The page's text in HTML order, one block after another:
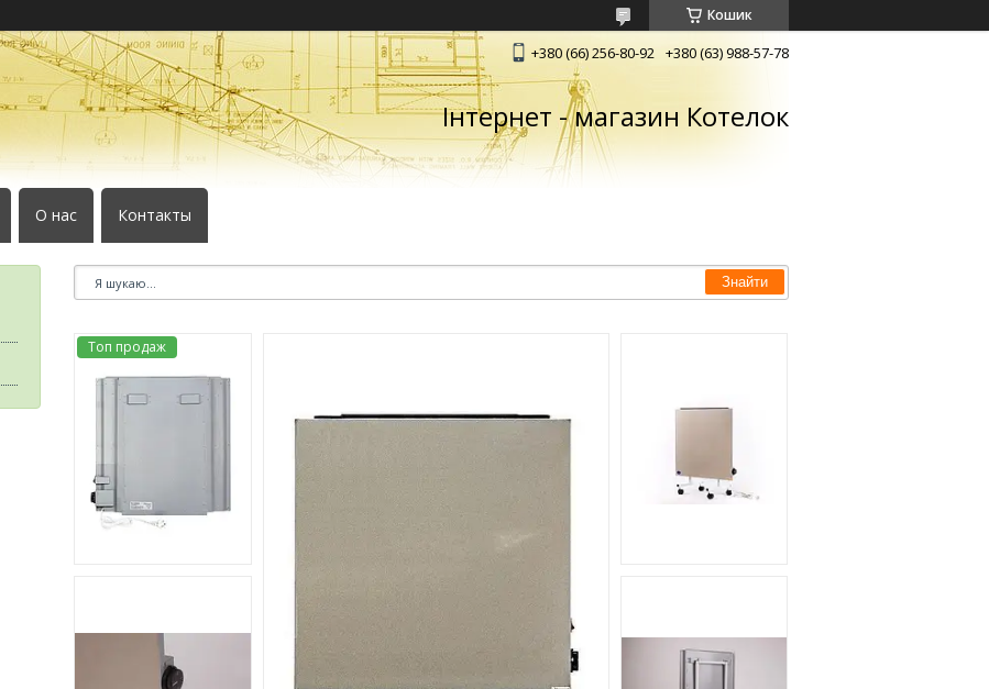
Кошик
+380 (66) 256-80-92 +380 (63) 988-57-78
Інтернет - магазин Котелок
О нас Контакты
Знайти
Топ продаж